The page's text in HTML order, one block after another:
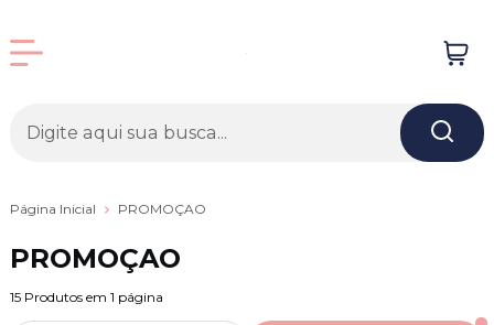
Página Inicial PROMOÇAO
PROMOÇAO
15 Produtos em 1 página